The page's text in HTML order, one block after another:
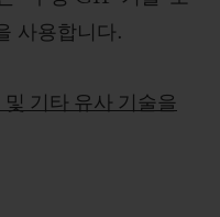
사용합니다.
기타 유사 기술을